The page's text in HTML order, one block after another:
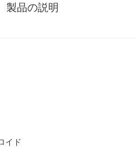
製品の説明
イド